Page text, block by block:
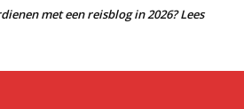
met een reisblog in 2026? Lees